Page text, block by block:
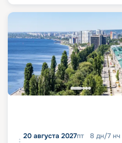
20 августа 2027пт 8 дн/7 нч